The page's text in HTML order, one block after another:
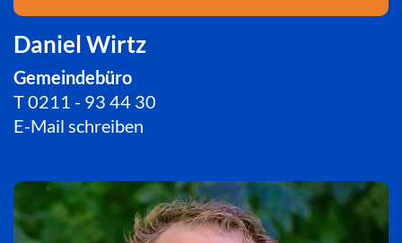
Daniel Wirtz
Gemeindebüro
T0211 - 93 44 30
E-Mail schreiben